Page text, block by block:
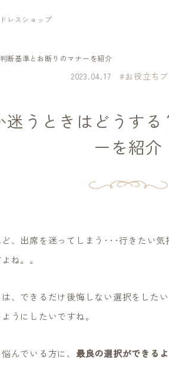
レスショップ
断基準とお断りのマナーを紹介
2023.04.17 #お役立ち
うときはどうす
ーを紹介
、出席を迷ってしまう･･･行きたい
ね。。
、できるだけ後悔しない選択をした
うにしたいですね。
んでいる方に、 最良の選択ができる